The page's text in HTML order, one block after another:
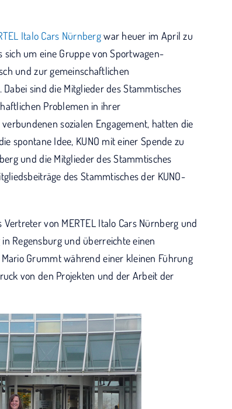
Italo Cars Nürnbergwar heuer im April zu
sich um eine Gruppe von Sportwagen-
und zur gemeinschaftlichen
sind die Mitglieder des Stammtisches
Problemen in ihrer
sozialen Engagement, hatten die
spontane Idee, KUNO mit einer Spende zu
und die Mitglieder des Stammtisches
des Stammtisches der KUNO-
von MERTEL Italo Cars Nürnberg und
in Regensburg und überreichte einen
Grummt während einer kleinen Führung
von den Projekten und der Arbeit der